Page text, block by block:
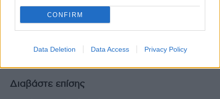
CONFIRM
Data Deletion Data Access Privacy Policy
events. Proc Natl Acad Sci U S A. 2025 Oct
14;122(41):e2509626122.
10.1073/pnas.2509626122
Διαβάστε επίσης